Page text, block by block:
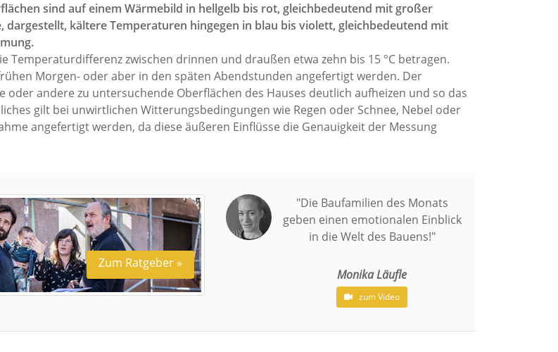
sind auf einem Wärmebild in hellgelb bis rot, gleichbedeutend mit großer
kältere Temperaturen hingegen in blau bis violett, gleichbedeutend mit
Temperaturdifferenz zwischen drinnen und draußen etwa zehn bis 15 °C betragen.
Morgen- oder aber in den späten Abendstunden angefertigt werden. Der
andere zu untersuchende Oberflächen des Hauses deutlich aufheizen und so das
gilt bei unwirtlichen Witterungsbedingungen wie Regen oder Schnee, Nebel oder
angefertigt werden, da diese äußeren Einflüsse die Genauigkeit der Messung
Zum Ratgeber »
"Die Baufamilien des Monats
geben einen emotionalen Einblick
in die Welt des Bauens!"
Monika Läufle
zum Video